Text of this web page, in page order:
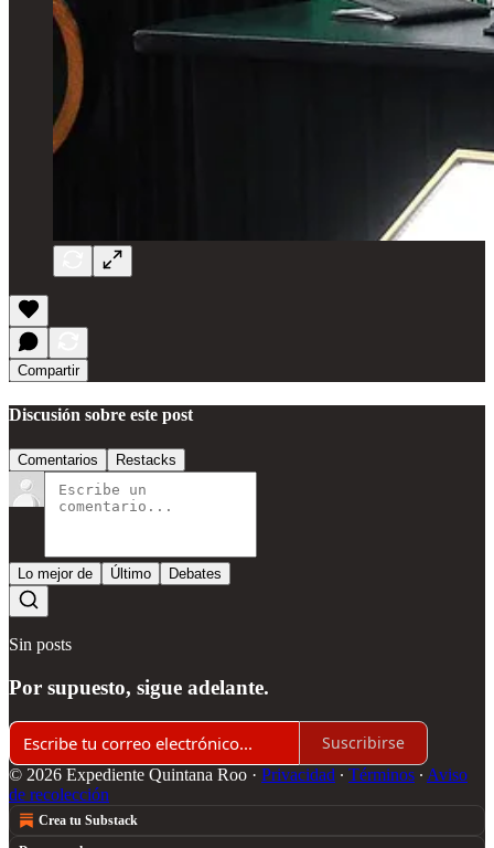
Compartir
Discusión sobre este post
Comentarios Restacks
Lo mejor de Último Debates
Sin posts
Por supuesto, sigue adelante.
Suscribirse
© 2026 Expediente Quintana Roo · Privacidad ∙ Términos ∙ Aviso
de recolección
Crea tu Substack